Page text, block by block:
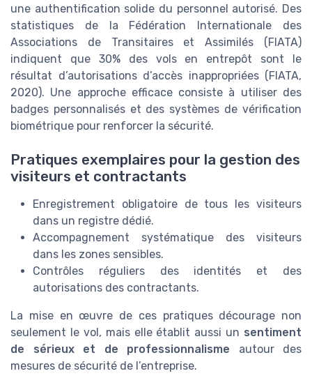
une authentification solide du personnel autorisé. Des
statistiques de la Fédération Internationale des
Associations de Transitaires et Assimilés (FIATA)
indiquent que 30% des vols en entrepôt sont le
résultat d’autorisations d’accès inappropriées (FIATA,
2020). Une approche efficace consiste à utiliser des
badges personnalisés et des systèmes de vérification
biométrique pour renforcer la sécurité.
Pratiques exemplaires pour la gestion des
visiteurs et contractants
Enregistrement obligatoire de tous les visiteurs
dans un registre dédié.
Accompagnement systématique des visiteurs
dans les zones sensibles.
Contrôles réguliers des identités et des
autorisations des contractants.
La mise en œuvre de ces pratiques décourage non
seulement le vol, mais elle établit aussi un sentiment
de sérieux et de professionnalisme autour des
mesures de sécurité de l’entreprise.